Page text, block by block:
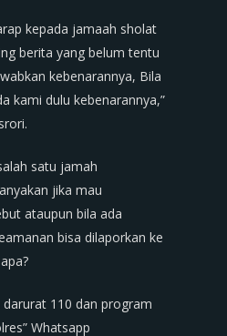
kepada jamaah sholat
berita yang belum tentu
kebenarannya, Bila
kami dulu kebenarannya,”
satu jamah
jika mau
ataupun bila ada
bisa dilaporkan ke
110 dan program
Whatsapp